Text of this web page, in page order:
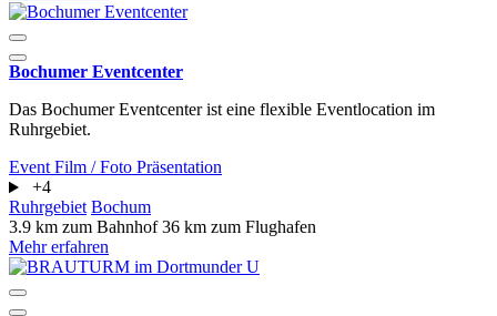
Bochumer Eventcenter
Das Bochumer Eventcenter ist eine flexible Eventlocation im
Ruhrgebiet.
Event Film / Foto Präsentation
+4
Ruhrgebiet Bochum
3.9 km zum Bahnhof36 km zum Flughafen
Mehr erfahren